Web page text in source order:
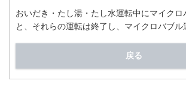
おいだき・たし湯・たし水運転中にマイクロ
と、それらの運転は終了し、マイクロバブル
戻る